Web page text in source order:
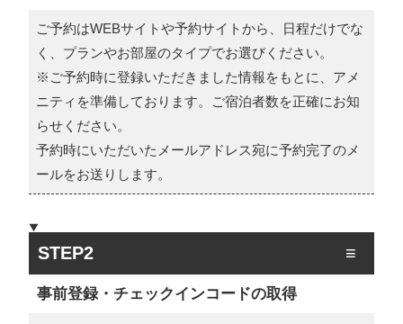
ご予約はWEBサイトや予約サイトから、日程だけでな
く、プランやお部屋のタイプでお選びください。
※ご予約時に登録いただきました情報をもとに、アメ
ニティを準備しております。ご宿泊者数を正確にお知
らせください。
予約時にいただいたメールアドレス宛に予約完了のメ
ールをお送りします。
STEP2
事前登録・チェックインコードの取得